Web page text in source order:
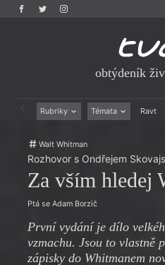
obtýdeník
Rubriky Témata Ravt
Drobná publicistika
Esejistika
Recenze a reflexe
Rozhovory
Právě vychází
Mauzoleum
Divadlo
Dokument
Výroční ceny
Walt Whitman
Rozhovor s Ondřejem
Za vším hledej
Ptá se Adam Borzič
První vydání je dílo
vzmachu. Jsou to vlastně
zápisky do Whitmanem